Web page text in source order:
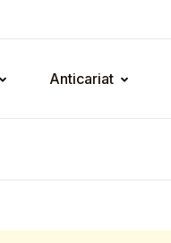
Anticariat